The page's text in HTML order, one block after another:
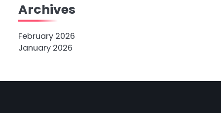
Archives
February 2026
January 2026